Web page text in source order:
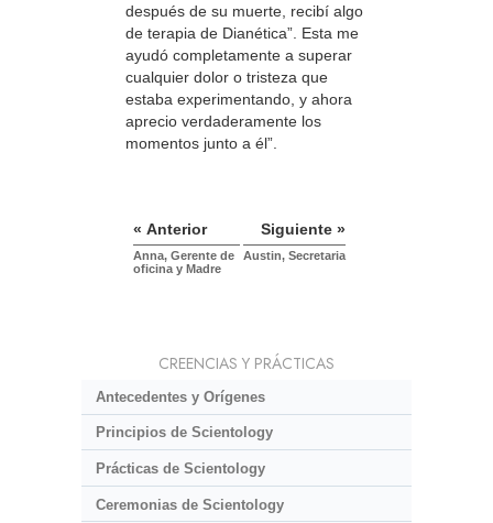
después de su muerte, recibí algo
de terapia de Dianética”. Esta me
ayudó completamente a superar
cualquier dolor o tristeza que
estaba experimentando, y ahora
aprecio verdaderamente los
momentos junto a él”.
« Anterior
Anna, Gerente de
oficina y Madre
Siguiente »
Austin, Secretaria
CREENCIAS Y PRÁCTICAS
Antecedentes y Orígenes
Principios de Scientology
Prácticas de Scientology
Ceremonias de Scientology